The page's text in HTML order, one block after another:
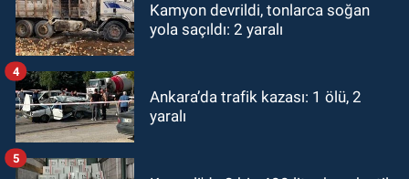
Kamyon devrildi, tonlarca soğan
yola saçıldı: 2 yaralı
Ankara’da trafik kazası: 1 ölü, 2
yaralı
4
5